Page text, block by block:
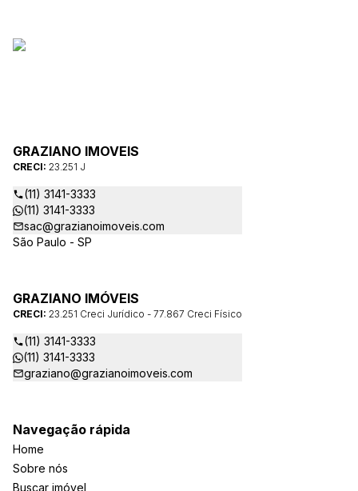
GRAZIANO IMOVEIS
CRECI: 23.251 J
(11) 3141-3333
(11) 3141-3333
sac@grazianoimoveis.com
São Paulo - SP
GRAZIANO IMÓVEIS
CRECI: 23.251 Creci Jurídico - 77.867 Creci Físico
(11) 3141-3333
(11) 3141-3333
graziano@grazianoimoveis.com
Navegação rápida
Home
Sobre nós
Buscar imóvel